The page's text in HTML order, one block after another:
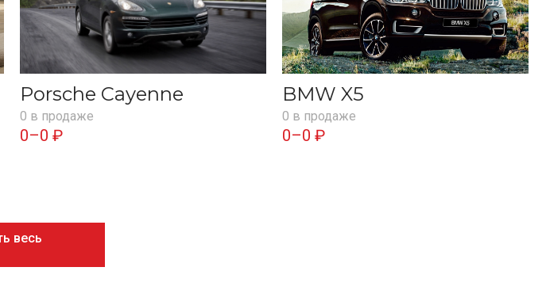
Porsche Cayenne
0 в продаже
0–0 ₽
BMW X5
0 в продаже
0–0 ₽
весь